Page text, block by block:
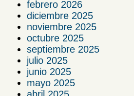
febrero 2026
diciembre 2025
noviembre 2025
octubre 2025
septiembre 2025
julio 2025
junio 2025
mayo 2025